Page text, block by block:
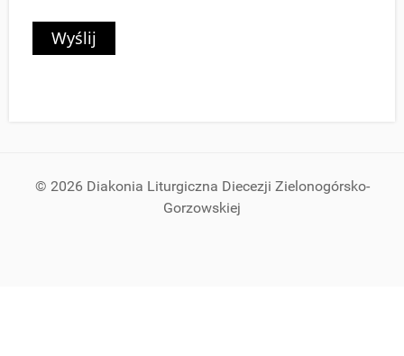
Wyślij
© 2026 Diakonia Liturgiczna Diecezji Zielonogórsko-
Gorzowskiej